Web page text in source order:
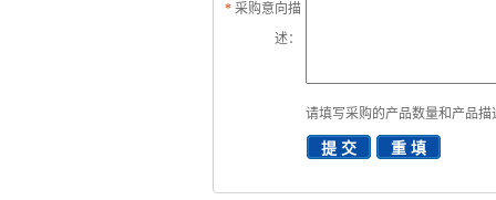
* 采购意向描
述：
请填写采购的产品数量和产品